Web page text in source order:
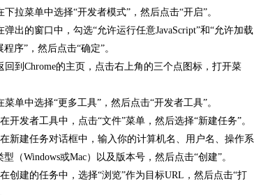
下拉菜单中选择“开发者模式”，然后点击“开启”。
弹出的窗口中，勾选“允许运行任意JavaScript”和“允许加载
程序”，然后点击“确定”。
回到Chrome的主页，点击右上角的三个点图标，打开菜
菜单中选择“更多工具”，然后点击“开发者工具”。
开发者工具中，点击“文件”菜单，然后选择“新建任务”。
新建任务对话框中，输入你的计算机名、用户名、操作系
型（Windows或Mac）以及版本号，然后点击“创建”。
创建的任务中，选择“浏览”作为目标URL，然后点击“打